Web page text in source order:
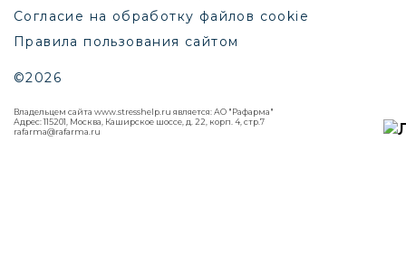
Согласие на обработку файлов cookie
Правила пользования сайтом
©2026
Владельцем сайта www.stresshelp.ru является: АО "Рафарма"
Адрес: 115201, Москва, Каширское шоссе, д. 22, корп. 4, стр.7
rafarma@rafarma.ru